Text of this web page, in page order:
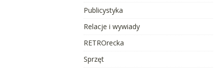
Publicystyka
Relacje i wywiady
RETROrecka
Sprzęt